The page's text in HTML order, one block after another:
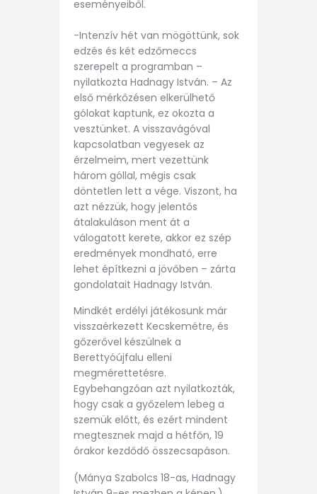
eseményeiből.
-Intenzív hét van mögöttünk, sok
edzés és két edzőmeccs
szerepelt a programban –
nyilatkozta Hadnagy István. – Az
első mérkőzésen elkerülhető
gólokat kaptunk, ez okozta a
vesztünket. A visszavágóval
kapcsolatban vegyesek az
érzelmeim, mert vezettünk
három góllal, mégis csak
döntetlen lett a vége. Viszont, ha
azt nézzük, hogy jelentős
átalakuláson ment át a
válogatott kerete, akkor ez szép
eredmények mondható, erre
lehet építkezni a jövőben – zárta
gondolatait Hadnagy István.
Mindkét erdélyi játékosunk már
visszaérkezett Kecskemétre, és
gőzerővel készülnek a
Berettyóújfalu elleni
megmérettetésre.
Egybehangzóan azt nyilatkozták,
hogy csak a győzelem lebeg a
szemük előtt, és ezért mindent
megtesznek majd a hétfőn, 19
órakor kezdődő összecsapáson.
(Mánya Szabolcs 18-as, Hadnagy